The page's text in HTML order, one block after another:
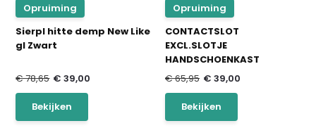
Opruiming
Sierpl hitte demp New Like
gl Zwart
€ 78,65 € 39,00
Bekijken
Opruiming
CONTACTSLOT
EXCL.SLOTJE
HANDSCHOENKAST
€ 65,95 € 39,00
Bekijken